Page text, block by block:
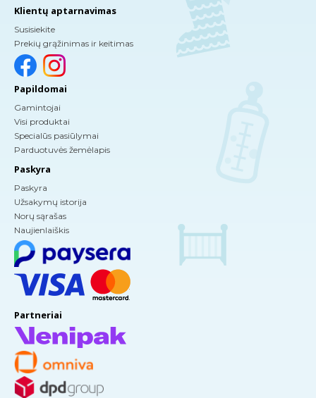
Klientų aptarnavimas
Susisiekite
Prekių grąžinimas ir keitimas
Papildomai
Gamintojai
Visi produktai
Specialūs pasiūlymai
Parduotuvės žemėlapis
Paskyra
Paskyra
Užsakymų istorija
Norų sąrašas
Naujienlaiškis
Partneriai